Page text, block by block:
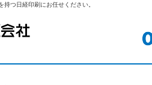
つ日経印刷にお任せください。